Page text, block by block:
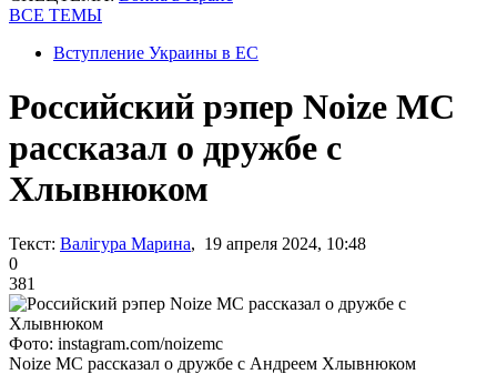
ВСЕ ТЕМЫ
Вступление Украины в ЕС
Российский рэпер Noize MC
рассказал о дружбе с
Хлывнюком
Текст: Валігура Марина, 19 апреля 2024, 10:48
0
381
Фото: instagram.com/noizemc
Noize MC рассказал о дружбе с Андреем Хлывнюком